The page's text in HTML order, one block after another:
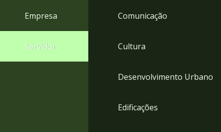
Empresa
Servidor
Comunicação
Cultura
Desenvolvimento Urbano
Edificações